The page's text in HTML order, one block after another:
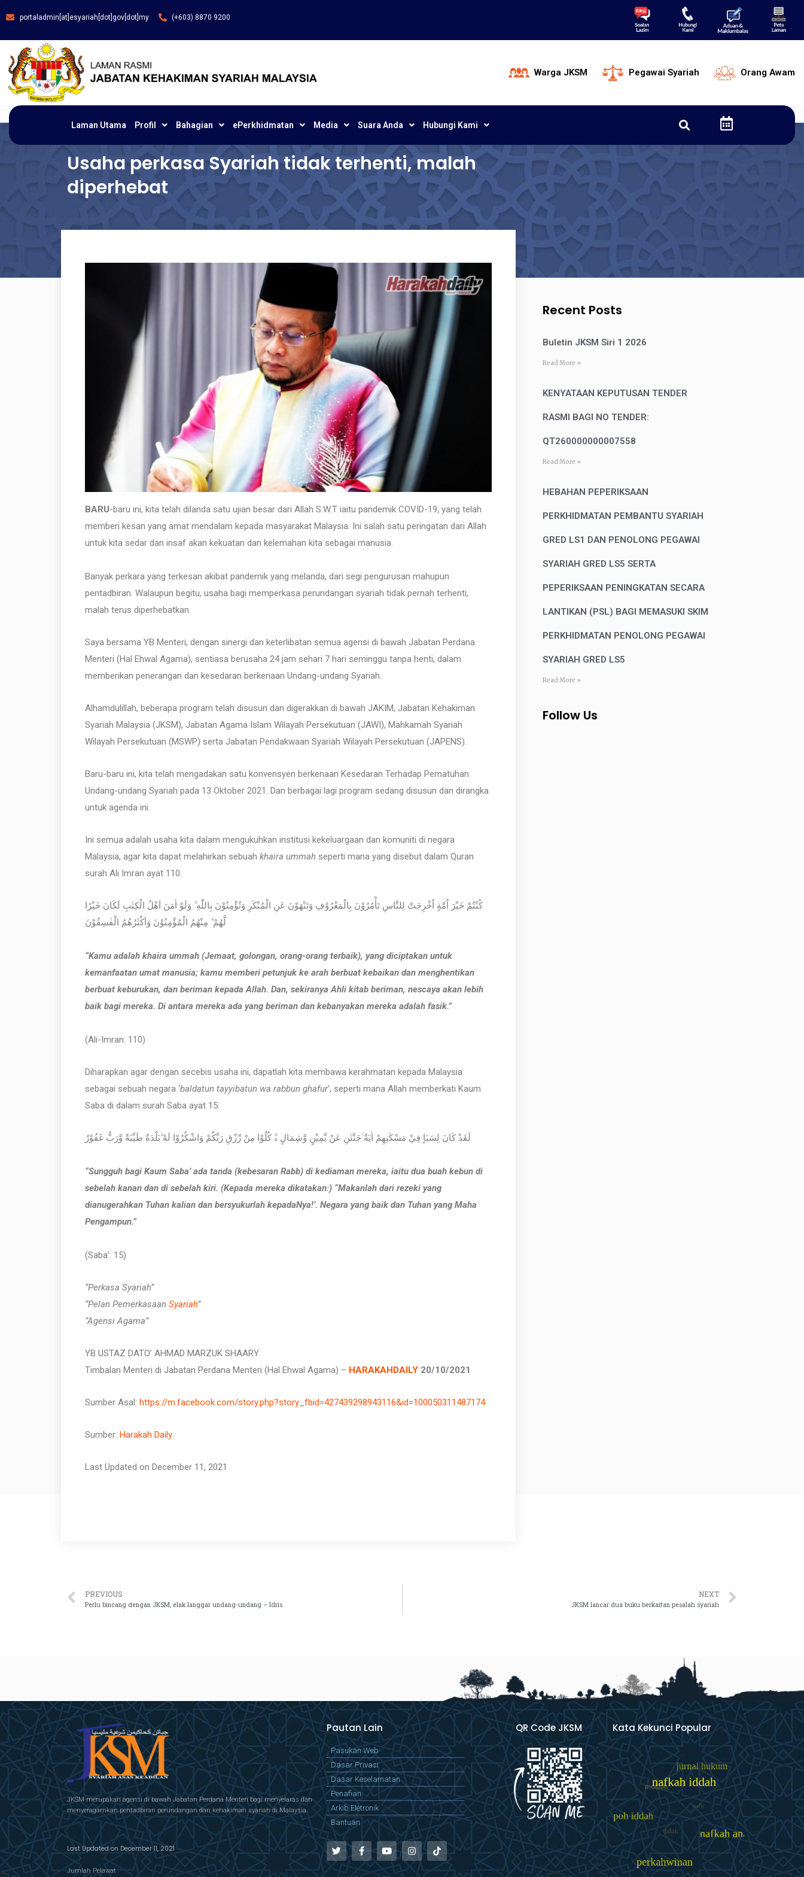
portaladmin[at]esyariah[dot]gov[dot]my (+603) 8870 9200
Warga JKSM Pegawai Syariah Orang Awam
Laman Utama Profil Bahagian ePerkhidmatan Media Suara Anda Hubungi Kami
Usaha perkasa Syariah tidak terhenti, malah
diperhebat
BARU-baru ini, kita telah dilanda satu ujian besar dari Allah S.W.T iaitu pandemik COVID-19, yang telah
memberi kesan yang amat mendalam kepada masyarakat Malaysia. Ini salah satu peringatan dari Allah
untuk kita sedar dan insaf akan kekuatan dan kelemahan kita sebagai manusia.
Banyak perkara yang terkesan akibat pandemik yang melanda, dari segi pengurusan mahupun
pentadbiran. Walaupun begitu, usaha bagi memperkasa perundangan syariah tidak pernah terhenti,
malah terus diperhebatkan.
Saya bersama YB Menteri, dengan sinergi dan keterlibatan semua agensi di bawah Jabatan Perdana
Menteri (Hal Ehwal Agama), sentiasa berusaha 24 jam sehari 7 hari seminggu tanpa henti, dalam
memberikan penerangan dan kesedaran berkenaan Undang-undang Syariah.
Alhamdulillah, beberapa program telah disusun dan digerakkan di bawah JAKIM, Jabatan Kehakiman
Syariah Malaysia (JKSM), Jabatan Agama Islam Wilayah Persekutuan (JAWI), Mahkamah Syariah
Wilayah Persekutuan (MSWP) serta Jabatan Pendakwaan Syariah Wilayah Persekutuan (JAPENS).
Baru-baru ini, kita telah mengadakan satu konvensyen berkenaan Kesedaran Terhadap Pematuhan
Undang-undang Syariah pada 13 Oktober 2021. Dan berbagai lagi program sedang disusun dan dirangka
untuk agenda ini.
Ini semua adalah usaha kita dalam mengukuhkan institusi kekeluargaan dan komuniti di negara
Malaysia, agar kita dapat melahirkan sebuah khaira ummah seperti mana yang disebut dalam Quran
surah Ali Imran ayat 110:
لَّهُمْ ۗ مِنْهُمُ الْمُؤْمِنُوْنَ وَاَكْثَرُهُمُ الْفٰسِقُوْنَ
“Kamu adalah khaira ummah (Jemaat, golongan, orang-orang terbaik), yang diciptakan untuk
kemanfaatan umat manusia; kamu memberi petunjuk ke arah berbuat kebaikan dan menghentikan
berbuat keburukan, dan beriman kepada Allah. Dan, sekiranya Ahli kitab beriman, nescaya akan lebih
baik bagi mereka. Di antara mereka ada yang beriman dan kebanyakan mereka adalah fasik.”
(Ali-Imran: 110)
Diharapkan agar dengan secebis usaha ini, dapatlah kita membawa kerahmatan kepada Malaysia
sebagai sebuah negara ‘baldatun tayyibatun wa rabbun ghafur’, seperti mana Allah memberkati Kaum
Saba di dalam surah Saba ayat 15:
‎لَقَدْ كَانَ لِسَبَاٍ فِيْ مَسْكَنِهِمْ اٰيَةٌ ۚجَنَّتٰنِ عَنْ يَّمِيْنٍ وَّشِمَالٍ ەۗ كُلُوْا مِنْ رِّزْقِ رَبِّكُمْ وَاشْكُرُوْا لَهٗ ۗبَلْدَةٌ طَيِّبَةٌ وَّرَبٌّ غَفُوْرٌ
“Sungguh bagi Kaum Saba’ ada tanda (kebesaran Rabb) di kediaman mereka, iaitu dua buah kebun di
sebelah kanan dan di sebelah kiri. (Kepada mereka dikatakan:) “Makanlah dari rezeki yang
dianugerahkan Tuhan kalian dan bersyukurlah kepadaNya!’. Negara yang baik dan Tuhan yang Maha
Pengampun.”
(Saba’: 15)
“Perkasa Syariah”
“Pelan Pemerkasaan Syariah”
“Agensi Agama”
YB USTAZ DATO’ AHMAD MARZUK SHAARY
Timbalan Menteri di Jabatan Perdana Menteri (Hal Ehwal Agama) – HARAKAHDAILY 20/10/2021
Sumber Asal: https://m.facebook.com/story.php?story_fbid=427439298943116&id=100050311487174
Sumber: Harakah Daily
Last Updated on December 11, 2021
Recent Posts
Buletin JKSM Siri 1 2026
Read More »
KENYATAAN KEPUTUSAN TENDER
RASMI BAGI NO TENDER:
QT260000000007558
Read More »
HEBAHAN PEPERIKSAAN
PERKHIDMATAN PEMBANTU SYARIAH
GRED LS1 DAN PENOLONG PEGAWAI
SYARIAH GRED LS5 SERTA
PEPERIKSAAN PENINGKATAN SECARA
LANTIKAN (PSL) BAGI MEMASUKI SKIM
PERKHIDMATAN PENOLONG PEGAWAI
SYARIAH GRED LS5
Read More »
Follow Us
PREVIOUS
Perlu bincang dengan JKSM, elak langgar undang-undang – Idris
NEXT
JKSM lancar dua buku berkaitan pesalah syariah
JKSM merupakan agensi di bawah Jabatan Perdana Menteri bagi menyelaras dan
menyeragamkan pentadbiran perundangan dan kehakiman syariah di Malaysia.
Last Updated on December 11, 2021
Jumlah Pelawat
Pautan Lain
Pasukan Web
Dasar Privasi
Dasar Keselamatan
Penafian
Arkib Eletronik
Bantuan
QR Code JKSM Kata Kekunci Popular